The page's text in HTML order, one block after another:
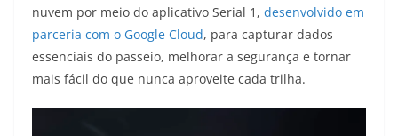
nuvem por meio do aplicativo Serial 1, desenvolvido em
parceria com o Google Cloud, para capturar dados
essenciais do passeio, melhorar a segurança e tornar
mais fácil do que nunca aproveite cada trilha.